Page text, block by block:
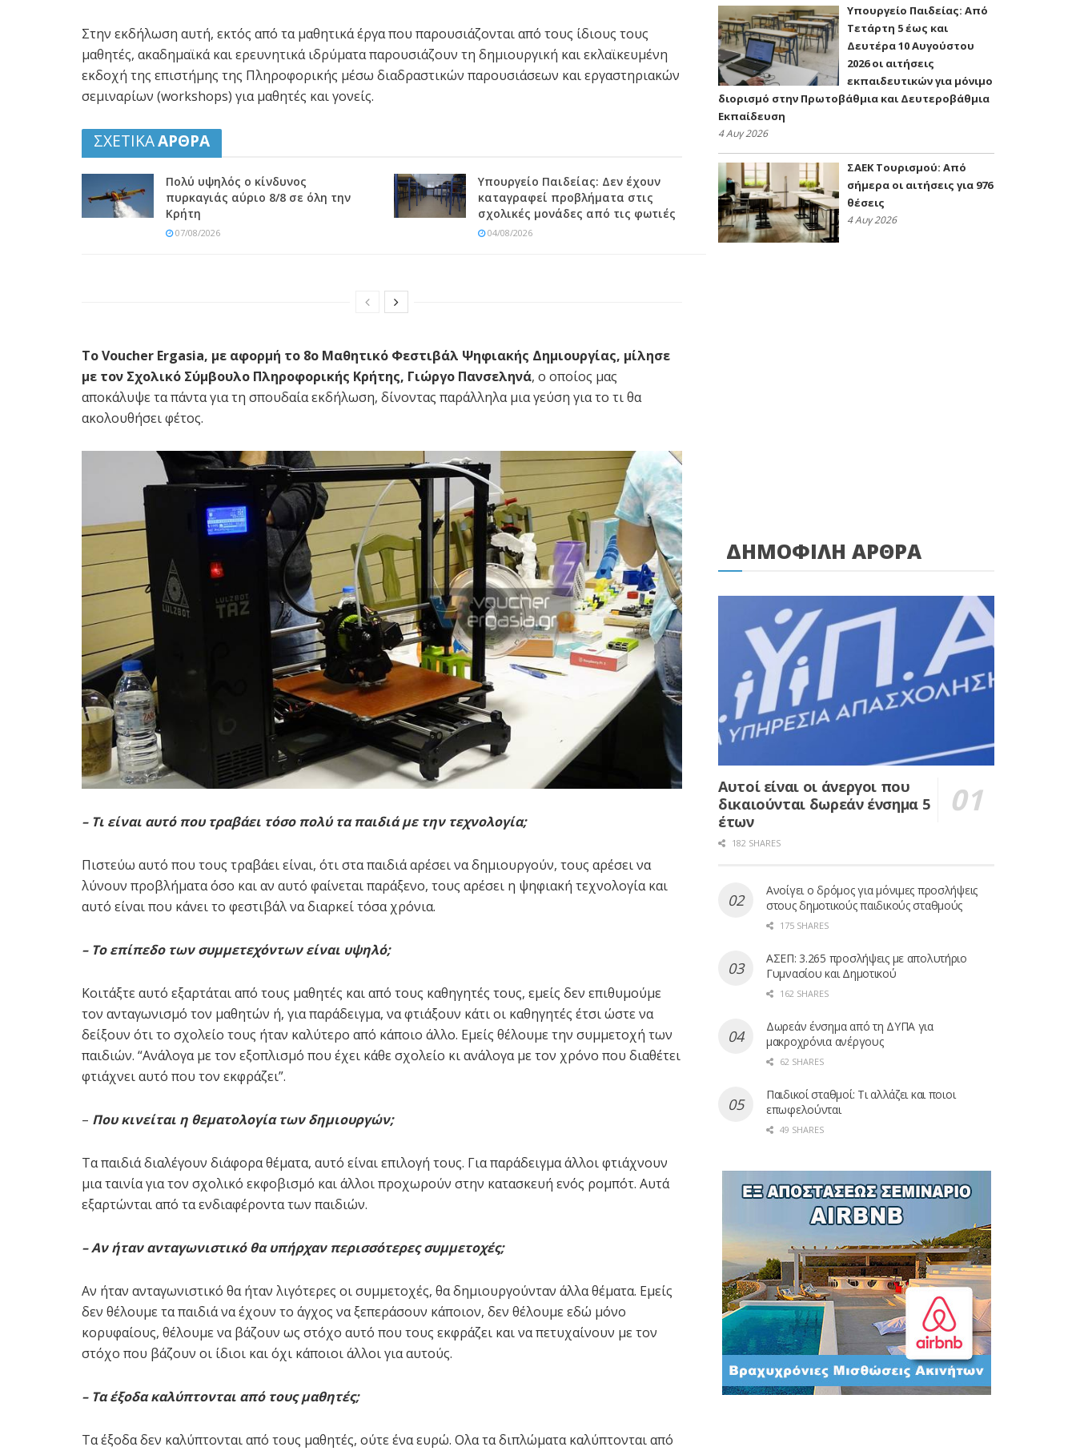
Στην εκδήλωση αυτή, εκτός από τα μαθητικά έργα που παρουσιάζονται από τους ίδιους τους
μαθητές, ακαδημαϊκά και ερευνητικά ιδρύματα παρουσιάζουν τη δημιουργική και εκλαϊκευμένη
εκδοχή της επιστήμης της Πληροφορικής μέσω διαδραστικών παρουσιάσεων και εργαστηριακών
σεμιναρίων (workshops) για μαθητές και γονείς.
ΣΧΕΤΙΚΑΑΡΘΡΑ
Πολύ υψηλός ο κίνδυνος
πυρκαγιάς αύριο 8/8 σε όλη την
Κρήτη
07/08/2026
Υπουργείο Παιδείας: Δεν έχουν
καταγραφεί προβλήματα στις
σχολικές μονάδες από τις φωτιές
04/08/2026
Το Voucher Ergasia, με αφορμή το 8ο Μαθητικό Φεστιβάλ Ψηφιακής Δημιουργίας, μίλησε
με τον Σχολικό Σύμβουλο Πληροφορικής Κρήτης, Γιώργο Πανσεληνά, ο οποίος μας
αποκάλυψε τα πάντα για τη σπουδαία εκδήλωση, δίνοντας παράλληλα μια γεύση για το τι θα
ακολουθήσει φέτος.
– Τι είναι αυτό που τραβάει τόσο πολύ τα παιδιά με την τεχνολογία;
Πιστεύω αυτό που τους τραβάει είναι, ότι στα παιδιά αρέσει να δημιουργούν, τους αρέσει να
λύνουν προβλήματα όσο και αν αυτό φαίνεται παράξενο, τους αρέσει η ψηφιακή τεχνολογία και
αυτό είναι που κάνει το φεστιβάλ να διαρκεί τόσα χρόνια.
– Το επίπεδο των συμμετεχόντων είναι υψηλό;
Κοιτάξτε αυτό εξαρτάται από τους μαθητές και από τους καθηγητές τους, εμείς δεν επιθυμούμε
τον ανταγωνισμό τον μαθητών ή, για παράδειγμα, να φτιάξουν κάτι οι καθηγητές έτσι ώστε να
δείξουν ότι το σχολείο τους ήταν καλύτερο από κάποιο άλλο. Εμείς θέλουμε την συμμετοχή των
παιδιών. “Ανάλογα με τον εξοπλισμό που έχει κάθε σχολείο κι ανάλογα με τον χρόνο που διαθέτει
φτιάχνει αυτό που τον εκφράζει”.
– Που κινείται η θεματολογία των δημιουργών;
Τα παιδιά διαλέγουν διάφορα θέματα, αυτό είναι επιλογή τους. Για παράδειγμα άλλοι φτιάχνουν
μια ταινία για τον σχολικό εκφοβισμό και άλλοι προχωρούν στην κατασκευή ενός ρομπότ. Αυτά
εξαρτώνται από τα ενδιαφέροντα των παιδιών.
– Αν ήταν ανταγωνιστικό θα υπήρχαν περισσότερες συμμετοχές;
Αν ήταν ανταγωνιστικό θα ήταν λιγότερες οι συμμετοχές, θα δημιουργούνταν άλλα θέματα. Εμείς
δεν θέλουμε τα παιδιά να έχουν το άγχος να ξεπεράσουν κάποιον, δεν θέλουμε εδώ μόνο
κορυφαίους, θέλουμε να βάζουν ως στόχο αυτό που τους εκφράζει και να πετυχαίνουν με τον
στόχο που βάζουν οι ίδιοι και όχι κάποιοι άλλοι για αυτούς.
– Τα έξοδα καλύπτονται από τους μαθητές;
Τα έξοδα δεν καλύπτονται από τους μαθητές, ούτε ένα ευρώ. Ολα τα διπλώματα καλύπτονται από
Υπουργείο Παιδείας: Από
Τετάρτη 5 έως και
Δευτέρα 10 Αυγούστου
2026 οι αιτήσεις
εκπαιδευτικών για μόνιμο
διορισμό στην Πρωτοβάθμια και Δευτεροβάθμια
Εκπαίδευση
4 Αυγ 2026
ΣΑΕΚ Τουρισμού: Από
σήμερα οι αιτήσεις για 976
θέσεις
4 Αυγ 2026
ΔΗΜΟΦΙΛΗ ΑΡΘΡΑ
Αυτοί είναι οι άνεργοι που
δικαιούνται δωρεάν ένσημα 5
έτων
182 SHARES
Ανοίγει ο δρόμος για μόνιμες προσλήψεις
στους δημοτικούς παιδικούς σταθμούς
175 SHARES
ΑΣΕΠ: 3.265 προσλήψεις με απολυτήριο
Γυμνασίου και Δημοτικού
162 SHARES
Δωρεάν ένσημα από τη ΔΥΠΑ για
μακροχρόνια ανέργους
62 SHARES
Παιδικοί σταθμοί: Τι αλλάζει και ποιοι
επωφελούνται
49 SHARES